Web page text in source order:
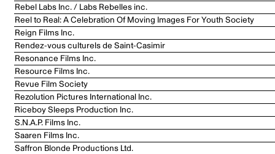
Rebel Labs Inc. / Labs Rebelles inc.
Reel to Real: A Celebration Of Moving Images For Youth Society
Reign Films Inc.
Rendez-vous culturels de Saint-Casimir
Resonance Films Inc.
Resource Films Inc.
Revue Film Society
Rezolution Pictures International Inc.
Riceboy Sleeps Production Inc.
S.N.A.P. Films Inc.
Saaren Films Inc.
Saffron Blonde Productions Ltd.